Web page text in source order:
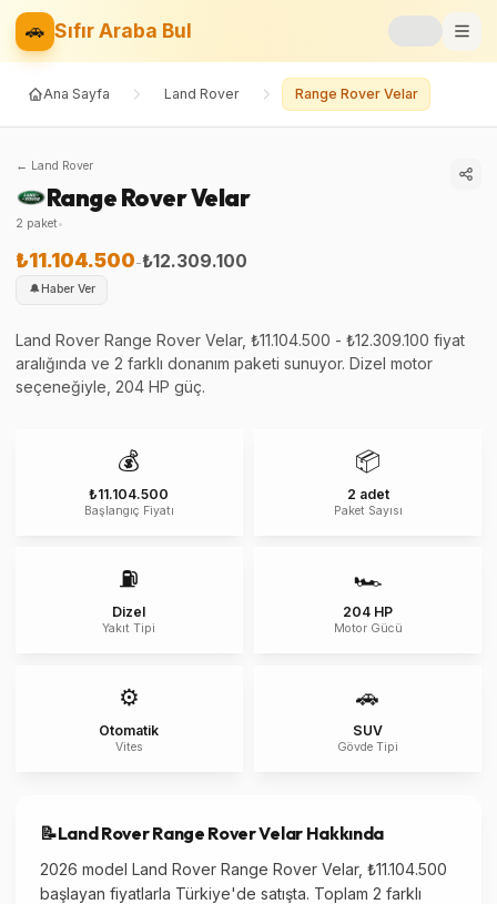
🚗 Sıfır Araba Bul
Markalar
📝Blog
⚡Elektrikli
⚖️Karşılaştır
Ana Sayfa Land Rover Range Rover Velar
← Land Rover
Range Rover Velar
2 paket•
₺11.104.500-₺12.309.100
🔔 Haber Ver
Land Rover Range Rover Velar, ₺11.104.500 - ₺12.309.100 fiyat
aralığında ve 2 farklı donanım paketi sunuyor. Dizel motor
seçeneğiyle, 204 HP güç.
💰
₺11.104.500
Başlangıç Fiyatı
📦
2 adet
Paket Sayısı
⛽
Dizel
Yakıt Tipi
🏎️
204 HP
Motor Gücü
⚙️
Otomatik
Vites
🚗
SUV
Gövde Tipi
📝Land RoverRange Rover VelarHakkında
2026 model Land Rover Range Rover Velar, ₺11.104.500
başlayan fiyatlarla Türkiye'de satışta. Toplam 2 farklı